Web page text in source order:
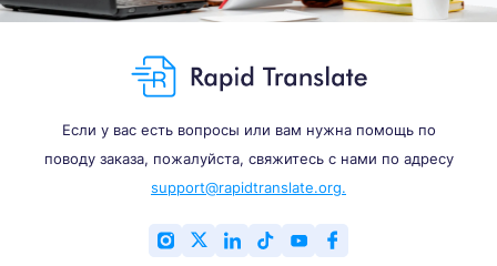
Если у вас есть вопросы или вам нужна помощь по
поводу заказа, пожалуйста, свяжитесь с нами по адресу
support@rapidtranslate.org.